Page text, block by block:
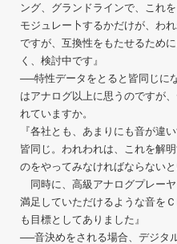
ング、グランドラインで、これ
モジュレー卜するかだけが、わ
ですが、互換性をもたせるため
く、検討中です』
──特性データをとると皆同じに
はアナログ以上に思うのですが
れていますか。
『各社とも、あまりにも音が違
皆同じ。われわれは、これを解
のをやってみなければならない
同時に、高級アナログプレーヤ
満足していただけるような音を
も目標としてありました』
──音決めをされる場合、デジタ